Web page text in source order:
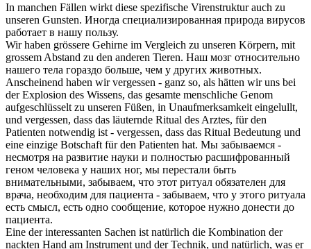
In manchen Fällen wirkt diese spezifische Virenstruktur auch zu
unseren Gunsten. Иногда специализированная природа вирусов
работает в нашу пользу.
Wir haben grössere Gehirne im Vergleich zu unseren Körpern, mit
grossem Abstand zu den anderen Tieren. Наш мозг относительно
нашего тела гораздо больше, чем у других животных.
Anscheinend haben wir vergessen - ganz so, als hätten wir uns bei
der Explosion des Wissens, das gesamte menschliche Genom
aufgeschlüsselt zu unseren Füßen, in Unaufmerksamkeit eingelullt,
und vergessen, dass das läuternde Ritual des Arztes, für den
Patienten notwendig ist - vergessen, dass das Ritual Bedeutung und
eine einzige Botschaft für den Patienten hat. Мы забываемся -
несмотря на развитие науки и полностью расшифрованный
геном человека у наших ног, мы перестали быть
внимательными, забываем, что этот ритуал обязателен для
врача, необходим для пациента - забываем, что у этого ритуала
есть смысл, есть одно сообщение, которое нужно донести до
пациента.
Eine der interessanten Sachen ist natürlich die Kombination der
nackten Hand am Instrument und der Technik, und natürlich, was er